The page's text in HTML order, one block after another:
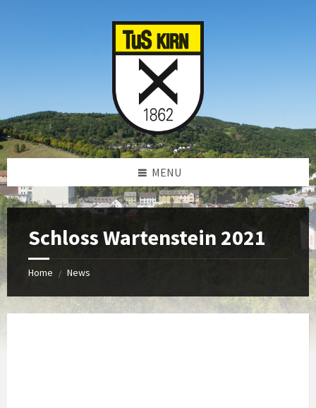
MENU
Schloss Wartenstein 2021
Home / News